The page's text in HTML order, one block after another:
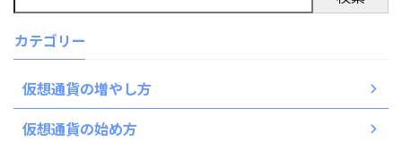
カテゴリー
仮想通貨の増やし方
仮想通貨の始め方